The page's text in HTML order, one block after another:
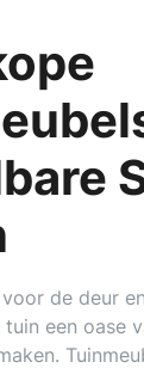
de deur
een oase